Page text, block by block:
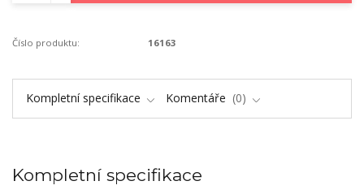
Číslo produktu: 16163
Kompletní specifikace Komentáře 0
Kompletní specifikace